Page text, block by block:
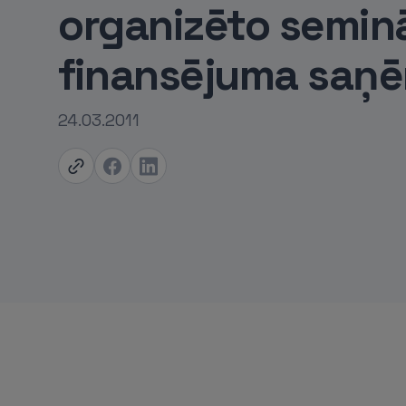
organizēto
finansējuma
24.03.2011